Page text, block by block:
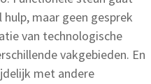
maar geen gesprek
van technologische
vakgebieden. En
met andere